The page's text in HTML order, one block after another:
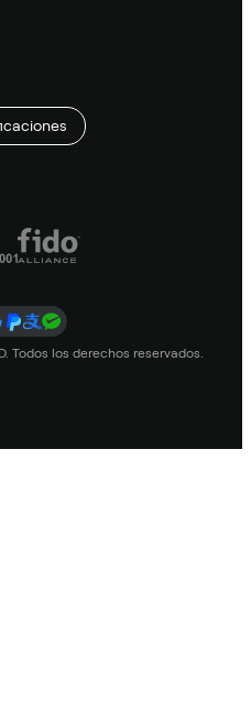
Todos los derechos reservados.